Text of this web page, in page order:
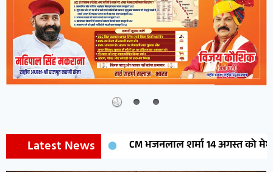
Latest News
CM भजनलाल शर्मा 14 अगस्त को मेघासर में करेंगे मेघोजी